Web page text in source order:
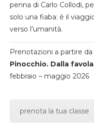
penna di Carlo Collodi,
solo una fiaba: è il
verso l’umanità.
Prenotazioni a partire
Pinocchio. Dalla
febbraio – maggio 2026
prenota la tua classe